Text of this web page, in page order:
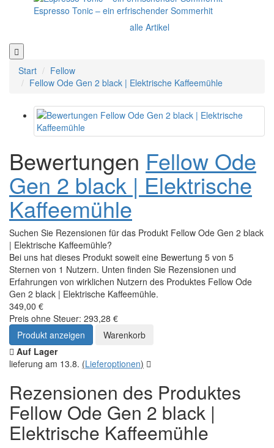
Espresso Tonic – ein erfrischender Sommerhit
alle Artikel
Start
Fellow
Fellow Ode Gen 2 black | Elektrische Kaffeemühle
Bewertungen Fellow Ode
Gen 2 black | Elektrische
Kaffeemühle
Suchen Sie Rezensionen für das Produkt Fellow Ode Gen 2 black
| Elektrische Kaffeemühle?
Bei uns hat dieses Produkt soweit eine Bewertung 5 von 5
Sternen von 1 Nutzern. Unten finden Sie Rezensionen und
Erfahrungen von wirklichen Nutzern des Produktes Fellow Ode
Gen 2 black | Elektrische Kaffeemühle.
349,00 €
Preis ohne Steuer: 293,28 €
Produkt anzeigen
Warenkorb
Auf Lager
lieferung am 13.8. (Lieferoptionen)
Rezensionen des Produktes
Fellow Ode Gen 2 black |
Elektrische Kaffeemühle